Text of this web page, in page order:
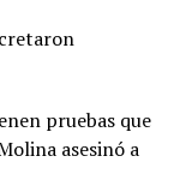
pruebas que
asesinó a